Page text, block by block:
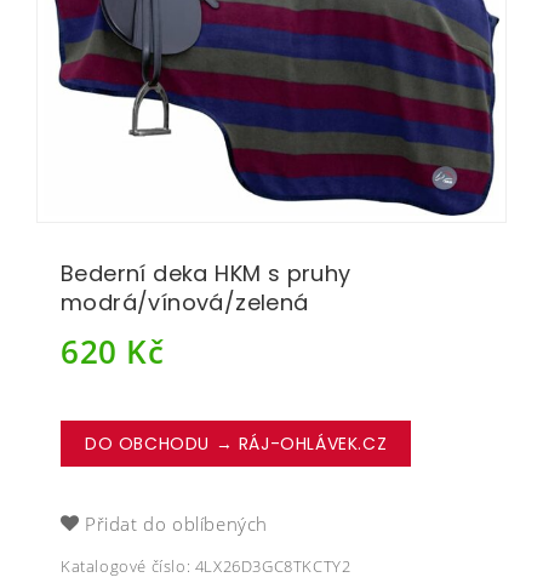
Bederní deka HKM s pruhy
modrá/vínová/zelená
620 Kč
DO OBCHODU → RÁJ-OHLÁVEK.CZ
Přidat do oblíbených
Katalogové číslo: 4LX26D3GC8TKCTY2